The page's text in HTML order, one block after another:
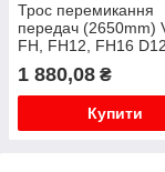
Трос перемикання
передач (2650mm)
FH, FH12, FH16
D16C610 08.93-
1 880,08 ₴
Купити